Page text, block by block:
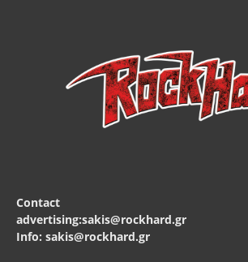
Contact
advertising:sakis@rockhard.gr
Info: sakis@rockhard.gr